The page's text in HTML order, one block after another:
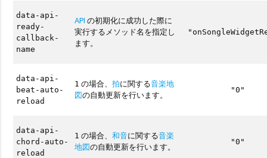
data-api-
ready-
callback-
name
API の初期化に成功した際に
実行するメソッド名を指定し
ます。
data-api-
beat-auto-
reload
1 の場合、拍に関する音楽地
図の自動更新を行います。
"0"
data-api-
chord-auto-
reload
1 の場合、和音に関する音楽
地図の自動更新を行います。
"0"